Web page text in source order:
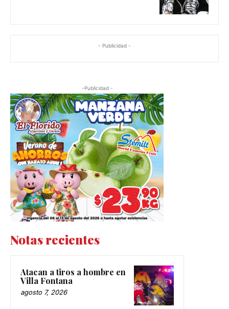
- Publicidad -
-Publicidad -
Notas recientes
Atacan a tiros a hombre en
Villa Fontana
agosto 7, 2026